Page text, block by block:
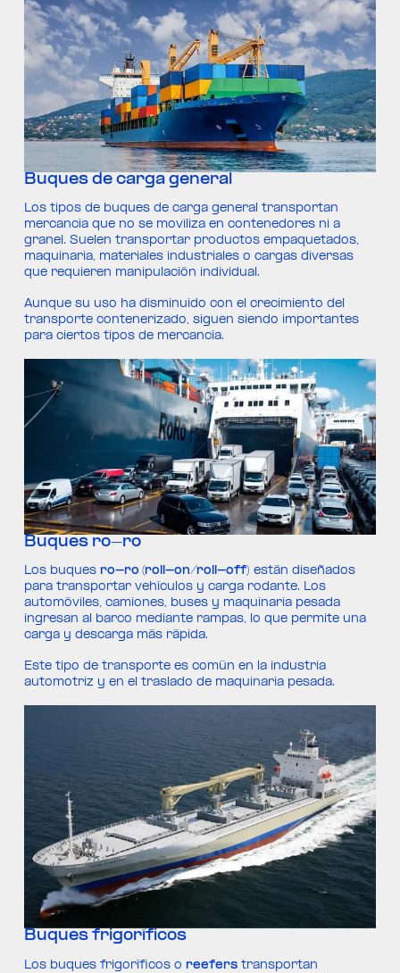
Buques de carga general
Los tipos de buques de carga general transportan
mercancía que no se moviliza en contenedores ni a
granel. Suelen transportar productos empaquetados,
maquinaria, materiales industriales o cargas diversas
que requieren manipulación individual.
Aunque su uso ha disminuido con el crecimiento del
transporte contenerizado, siguen siendo importantes
para ciertos tipos de mercancía.
Buques ro-ro
Los buques ro-ro (roll-on/roll-off) están diseñados
para transportar vehículos y carga rodante. Los
automóviles, camiones, buses y maquinaria pesada
ingresan al barco mediante rampas, lo que permite una
carga y descarga más rápida.
Este tipo de transporte es común en la industria
automotriz y en el traslado de maquinaria pesada.
Buques frigoríficos
Los buques frigoríficos o reeferstransportan